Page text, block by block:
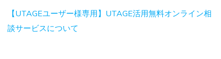
【UTAGEユーザー様専用】UTAGE活用無料オンライン相
談サービスについて